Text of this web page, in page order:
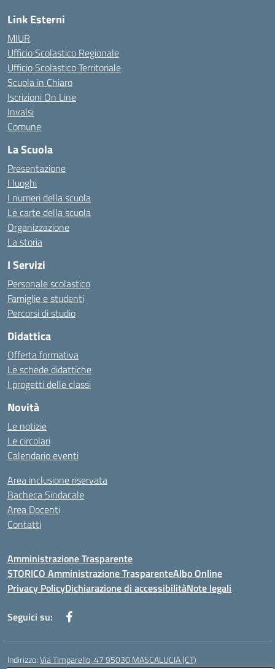
Link Esterni
MIUR
Ufficio Scolastico Regionale
Ufficio Scolastico Territoriale
Scuola in Chiaro
Iscrizioni On Line
Invalsi
Comune
La Scuola
Presentazione
I luoghi
I numeri della scuola
Le carte della scuola
Organizzazione
La storia
I Servizi
Personale scolastico
Famiglie e studenti
Percorsi di studio
Didattica
Offerta formativa
Le schede didattiche
I progetti delle classi
Novità
Le notizie
Le circolari
Calendario eventi
Area inclusione riservata
Bacheca Sindacale
Area Docenti
Contatti
Amministrazione Trasparente
STORICO Amministrazione TrasparenteAlbo Online
Privacy PolicyDichiarazione di accessibilitàNote legali
Seguici su:
Indirizzo:Via Timparello, 47 95030 MASCALUCIA (CT)